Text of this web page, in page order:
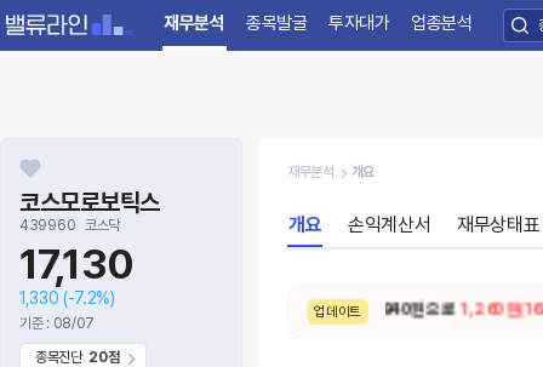
재무분석 종목발굴 투자대가 업종분석
코스모로보틱스
439960 코스닥
17,130
1,330 (-7.2%)
기준 : 08/07
종목진단 20점
재무분석 개요
개요 손익계산서 재무상태표
업데이트
7,680원 → 8,940원 으로 1,260원